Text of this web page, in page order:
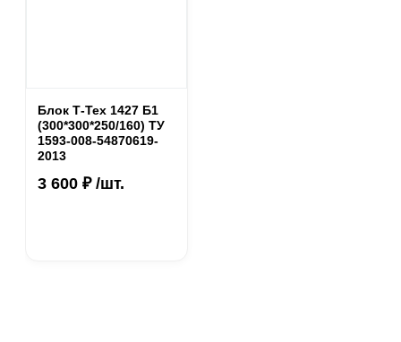
Блок Т-Тех 1427 Б1
(300*300*250/160) ТУ
1593-008-54870619-
2013
3 600 ₽ /шт.